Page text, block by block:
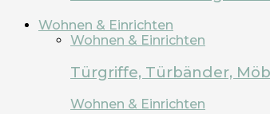
Wohnen & Einrichten
Wohnen & Einrichten
Türgriffe, Türbänder,
Wohnen & Einrichten